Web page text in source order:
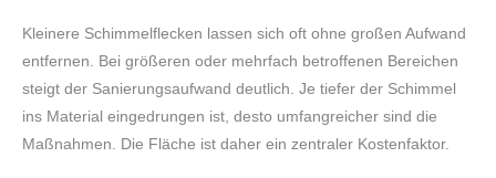
Kleinere Schimmelflecken lassen sich oft ohne großen Aufwand
entfernen. Bei größeren oder mehrfach betroffenen Bereichen
steigt der Sanierungsaufwand deutlich. Je tiefer der Schimmel
ins Material eingedrungen ist, desto umfangreicher sind die
Maßnahmen. Die Fläche ist daher ein zentraler Kostenfaktor.